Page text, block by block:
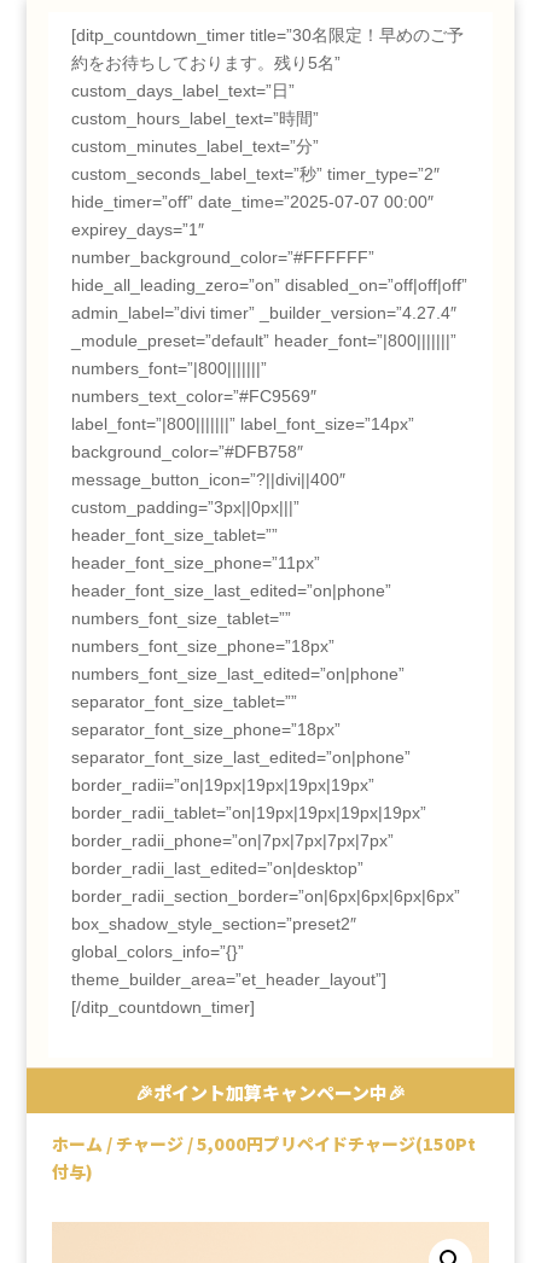
[ditp_countdown_timer title=”30名限定！早めのご予
約をお待ちしております。残り5名”
custom_days_label_text=”日”
custom_hours_label_text=”時間”
custom_minutes_label_text=”分”
custom_seconds_label_text=”秒” timer_type=”2″
hide_timer=”off” date_time=”2025-07-07 00:00″
expirey_days=”1″
number_background_color=”#FFFFFF”
hide_all_leading_zero=”on” disabled_on=”off|off|off”
admin_label=”divi timer” _builder_version=”4.27.4″
_module_preset=”default” header_font=”|800|||||||”
numbers_font=”|800|||||||”
numbers_text_color=”#FC9569″
label_font=”|800|||||||” label_font_size=”14px”
background_color=”#DFB758″
message_button_icon=”?||divi||400″
custom_padding=”3px||0px|||”
header_font_size_tablet=””
header_font_size_phone=”11px”
header_font_size_last_edited=”on|phone”
numbers_font_size_tablet=””
numbers_font_size_phone=”18px”
numbers_font_size_last_edited=”on|phone”
separator_font_size_tablet=””
separator_font_size_phone=”18px”
separator_font_size_last_edited=”on|phone”
border_radii=”on|19px|19px|19px|19px”
border_radii_tablet=”on|19px|19px|19px|19px”
border_radii_phone=”on|7px|7px|7px|7px”
border_radii_last_edited=”on|desktop”
border_radii_section_border=”on|6px|6px|6px|6px”
box_shadow_style_section=”preset2″
global_colors_info=”{}”
theme_builder_area=”et_header_layout”]
[/ditp_countdown_timer]
🎉ポイント加算キャンペーン中🎉
ホーム/ チャージ/ 5,000円プリペイドチャージ(150Pt
付与)